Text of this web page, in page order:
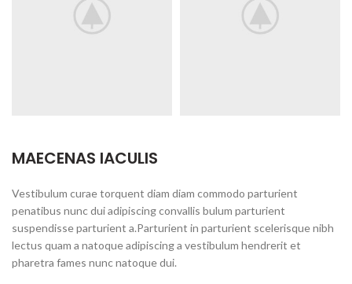
MAECENAS IACULIS
Vestibulum curae torquent diam diam commodo parturient
penatibus nunc dui adipiscing convallis bulum parturient
suspendisse parturient a.Parturient in parturient scelerisque nibh
lectus quam a natoque adipiscing a vestibulum hendrerit et
pharetra fames nunc natoque dui.